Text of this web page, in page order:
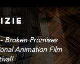
Broken Promises
Animation Film